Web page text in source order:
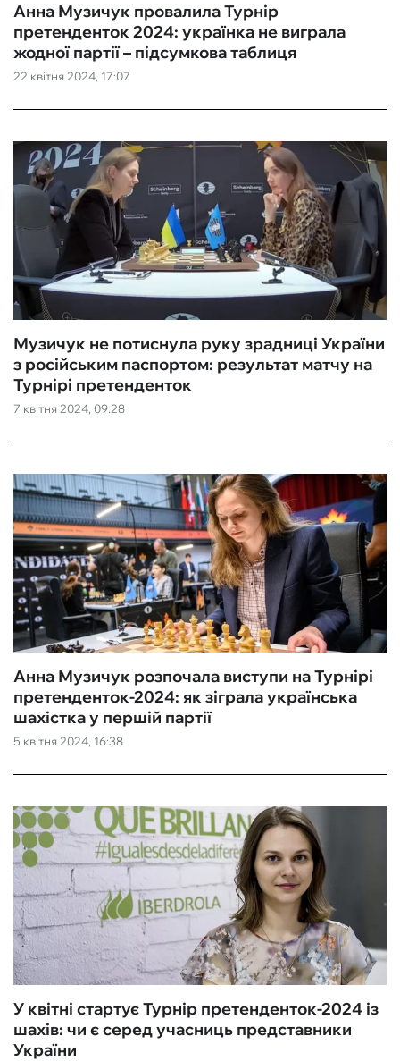
22 квітня 2024, 17:07
Анна Музичук провалила Турнір
претенденток 2024: українка не виграла
жодної партії – підсумкова таблиця
7 квітня 2024, 09:28
Музичук не потиснула руку зрадниці України
з російським паспортом: результат матчу на
Турнірі претенденток
5 квітня 2024, 16:38
Анна Музичук розпочала виступи на Турнірі
претенденток-2024: як зіграла українська
шахістка у першій партії
У квітні стартує Турнір претенденток-2024 із
шахів: чи є серед учасниць представники
України